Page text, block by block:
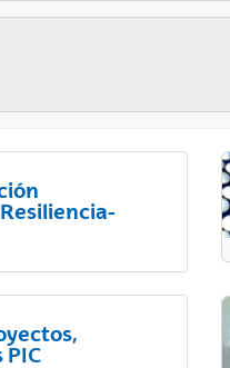
PIC